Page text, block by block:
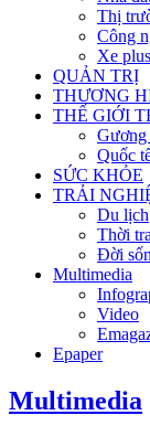
Thị
Công
Xe plus
QUẢN TRỊ
THƯƠNG
THẾ GIỚI
Gương
Quốc
SỨC KHỎE
TRẢI
Du lịch
Thời
Đời
Multimedia
Video
Epaper
Multimedia